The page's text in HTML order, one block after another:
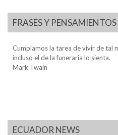
FRASES Y PENSAMIENTOS
Cumplamos la tarea de vivir de tal
incluso el de la funeraria lo sienta.
Mark Twain
ECUADOR NEWS